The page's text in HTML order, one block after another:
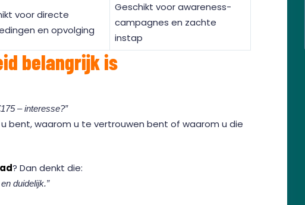
voor directe
en opvolging
Geschikt voor awareness-
campagnes en zachte
instap
belangrijk is
– interesse?”
bent, waarom u te vertrouwen bent of waarom u die
? Dan denkt die:
duidelijk.”